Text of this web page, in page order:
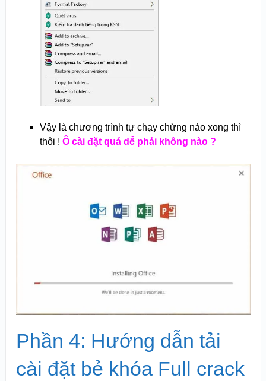
Vậy là chương trình tự chạy chừng nào xong thì
thôi ! Ô cài đặt quá dễ phải không nào ?
Phần 4: Hướng dẫn tải
cài đặt bẻ khóa Full crack